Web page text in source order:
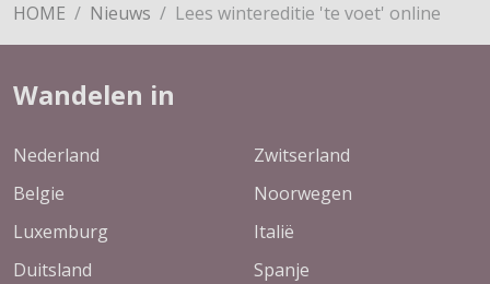
HOME Nieuws Lees wintereditie 'te voet' online
Wandelen in
Nederland
Belgie
Luxemburg
Duitsland
Zwitserland
Noorwegen
Italië
Spanje